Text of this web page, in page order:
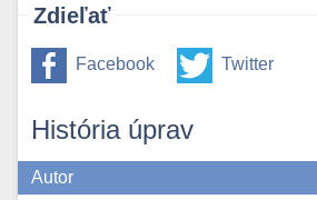
Zdieľať
Facebook Twitter
História úprav
Autor